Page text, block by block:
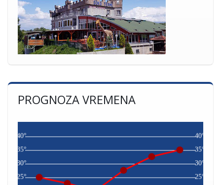
PROGNOZA VREMENA